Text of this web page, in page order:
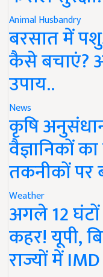
Animal Husbandry
बरसात में
कैसे बचाएं?
उपाय..
News
कृषि
वैज्ञानिकों
तकनीकों पर
Weather
अगले 12
कहर! यूपी,
राज्यों में